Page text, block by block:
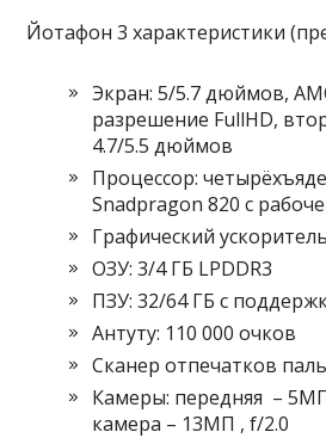
Йотафон 3 характеристики
Экран: 5/5.7 дюймов,
разрешение FullHD,
4.7/5.5 дюймов
Процессор:
Snadpragon 820 с
Графический
ОЗУ: 3/4 ГБ LPDDR3
ПЗУ: 32/64 ГБ с
Антуту: 110 000 очков
Сканер отпечатков
Камеры: передняя –
камера – 13МП , f/2.0